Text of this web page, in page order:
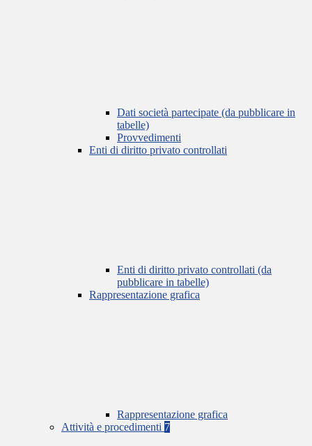
Dati società partecipate (da pubblicare in
tabelle)
Provvedimenti
Enti di diritto privato controllati
Enti di diritto privato controllati (da
pubblicare in tabelle)
Rappresentazione grafica
Rappresentazione grafica
Attività e procedimenti 7